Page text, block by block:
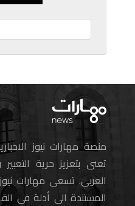
منصة مهارات نيوز
تعنى بتعزيز حرية
العربي. تسعى مهارات
المستندة الى أدلة في